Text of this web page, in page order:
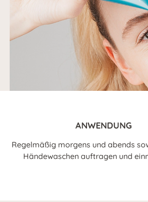
ANWENDUNG
Regelmäßig morgens und abends
Händewaschen auftragen und